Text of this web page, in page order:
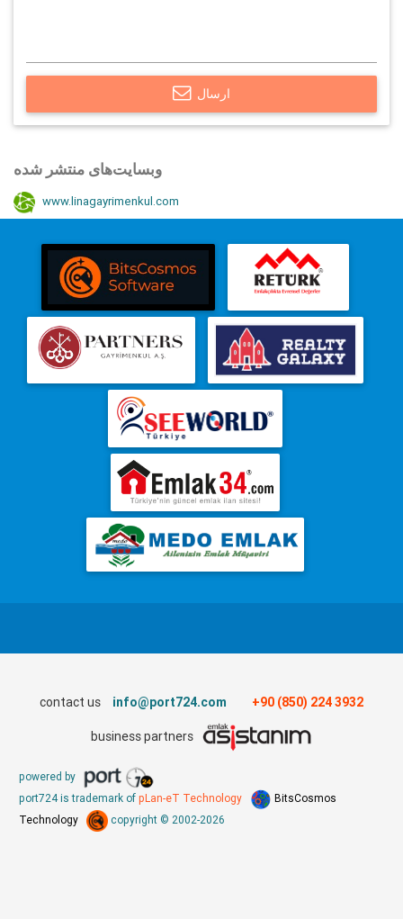
ارسال
وبسایت‌های منتشر شده
www.linagayrimenkul.com
contact us info@port724.com +90 (850) 224 3932
business partners
powered by
port724 is trademark of pLan-eT Technology
BitsCosmos
Technology
copyright © 2002-2026